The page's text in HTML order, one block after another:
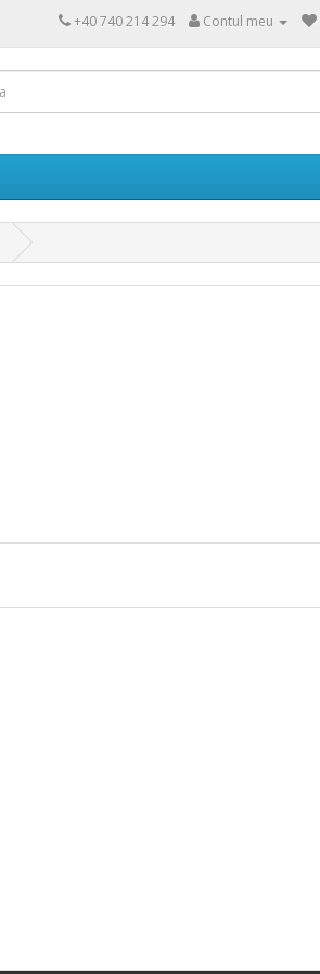
+40 740 214 294 Contul meu